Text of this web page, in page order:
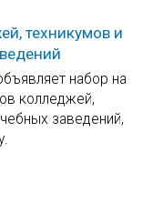
техникумов и
набор на
колледжей,
заведений,